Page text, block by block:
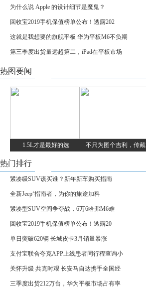
为什么说 Apple 的设计细节是魔鬼？
回收宝2019手机保值榜单公布！透露202
这就是我想要的旗舰平板 华为平板M6不负期
第三季度出货量远超第二，iPad在平板市场
热图要闻
1.5L才是最好的选 不只为图个吉利，传戴
热门排行
紧凑级SUV该买谁？新年新车购买指南
全新Jeep⁺指南者，为你的旅途加料
紧凑型SUV空间争夺战，6万6哈弗M6难
回收宝2019手机保值榜单公布！透露20
单日突破620辆 长城皮卡3月销量暴涨
支付宝联合夸克APP上线患者同行程查询小
关怀升级 共克时艰 长安马自达携手全国经
三季度出货212万台，华为平板市场占有率